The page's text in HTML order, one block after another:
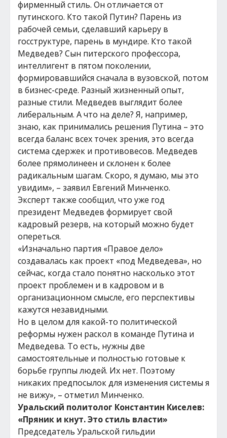
фирменный стиль. Он отличается от
путинского. Кто такой Путин? Парень из
рабочей семьи, сделавший карьеру в
госструктуре, парень в мундире. Кто такой
Медведев? Сын питерского профессора,
интеллигент в пятом поколении,
формировавшийся сначала в вузовской, потом
в бизнес-среде. Разный жизненный опыт,
разные стили. Медведев выглядит более
либеральным. А что на деле? Я, например,
знаю, как принимались решения Путина – это
всегда баланс всех точек зрения, это всегда
система сдержек и противовесов. Медведев
более прямолинеен и склонен к более
радикальным шагам. Скоро, я думаю, мы это
увидим», – заявил Евгений Минченко.
Эксперт также сообщил, что уже год
президент Медведев формирует свой
кадровый резерв, на который можно будет
опереться.
«Изначально партия «Правое дело»
создавалась как проект «под Медведева», но
сейчас, когда стало понятно насколько этот
проект проблемен и в кадровом и в
организационном смысле, его перспективы
кажутся незавидными.
Но в целом для какой-то политической
реформы нужен раскол в команде Путина и
Медведева. То есть, нужны две
самостоятельные и полностью готовые к
борьбе группы людей. Их нет. Поэтому
никаких предпосылок для изменения системы я
не вижу», – отметил Минченко.
Уральский политолог Константин Киселев:
«Пряник и кнут. Это стиль власти»
Председатель Уральской гильдии